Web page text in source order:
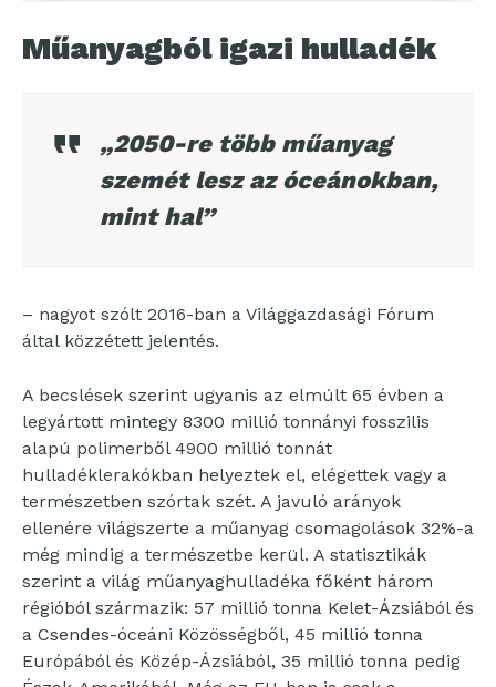
Műanyagból igazi hulladék
„2050-re több műanyag
szemét lesz az óceánokban,
mint hal”
– nagyot szólt 2016-ban a Világgazdasági Fórum
által közzétett jelentés.
A becslések szerint ugyanis az elmúlt 65 évben a
legyártott mintegy 8300 millió tonnányi fosszilis
alapú polimerből 4900 millió tonnát
hulladéklerakókban helyeztek el, elégettek vagy a
természetben szórtak szét. A javuló arányok
ellenére világszerte a műanyag csomagolások 32%-a
még mindig a természetbe kerül. A statisztikák
szerint a világ műanyaghulladéka főként három
régióból származik: 57 millió tonna Kelet-Ázsiából és
a Csendes-óceáni Közösségből, 45 millió tonna
Európából és Közép-Ázsiából, 35 millió tonna pedig